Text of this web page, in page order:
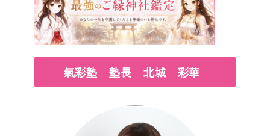
氣彩塾 塾長 北城 彩華